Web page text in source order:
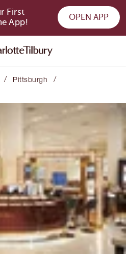
First
App!
OPEN APP
/ Pittsburgh /